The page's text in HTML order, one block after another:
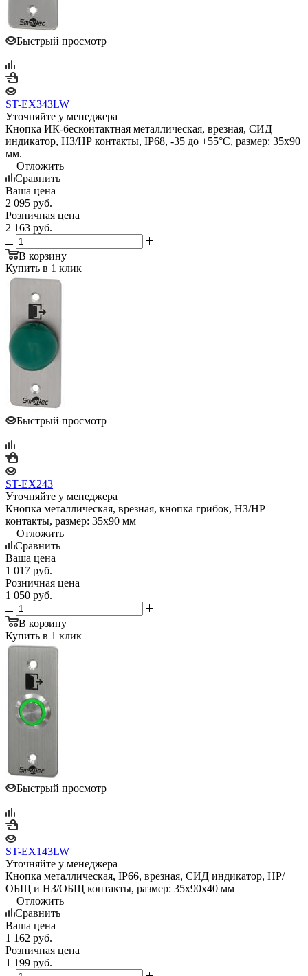
Быстрый просмотр
ST-EX343LW
Уточняйте у менеджера
Кнопка ИК-бесконтактная металлическая, врезная, СИД
индикатор, НЗ/НР контакты, IP68, -35 до +55°С, размер: 35х90
мм.
Отложить
Сравнить
Ваша цена
2 095 руб.
Розничная цена
2 163 руб.
В корзину
Купить в 1 клик
Быстрый просмотр
ST-EX243
Уточняйте у менеджера
Кнопка металлическая, врезная, кнопка грибок, НЗ/НР
контакты, размер: 35х90 мм
Отложить
Сравнить
Ваша цена
1 017 руб.
Розничная цена
1 050 руб.
В корзину
Купить в 1 клик
Быстрый просмотр
ST-EX143LW
Уточняйте у менеджера
Кнопка металлическая, IP66, врезная, СИД индикатор, НР/
ОБЩ и НЗ/ОБЩ контакты, размер: 35х90х40 мм
Отложить
Сравнить
Ваша цена
1 162 руб.
Розничная цена
1 199 руб.